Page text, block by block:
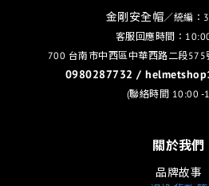
金剛安全帽／統編：
客服回應時間：
700 台南市中西區中華西路二段575
0980287732 /
(聯絡時間 10:00 -
關於我們
品牌故事